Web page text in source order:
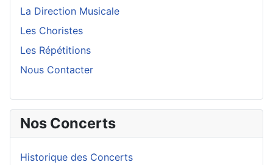
La Direction Musicale
Les Choristes
Les Répétitions
Nous Contacter
Nos Concerts
Historique des Concerts